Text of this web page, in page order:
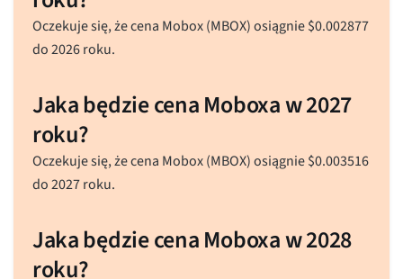
Oczekuje się, że cena Mobox (MBOX) osiągnie$0.002877
do 2026 roku.
Jaka będzie cena Moboxa w 2027
roku?
Oczekuje się, że cena Mobox (MBOX) osiągnie$0.003516
do 2027 roku.
Jaka będzie cena Moboxa w 2028
roku?